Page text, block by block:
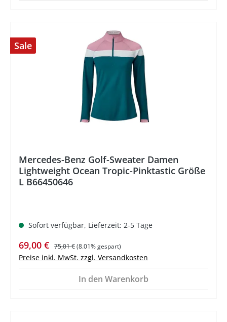
Sale
Mercedes-Benz Golf-Sweater Damen
Lightweight Ocean Tropic-Pinktastic Größe
L B66450646
Sofort verfügbar, Lieferzeit: 2-5 Tage
Verkaufspreis:
69,00 € Regulärer Preis:
75,01 €(8.01% gespart)
Preise inkl. MwSt. zzgl. Versandkosten
In den Warenkorb